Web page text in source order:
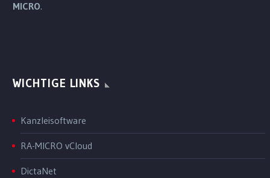
MICRO.
WICHTIGE LINKS
Kanzleisoftware
RA-MICRO vCloud
DictaNet